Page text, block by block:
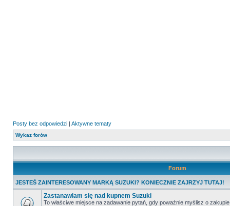
Posty bez odpowiedzi | Aktywne tematy
Wykaz forów
Forum
JESTEŚ ZAINTERESOWANY MARKĄ SUZUKI? KONIECZNIE ZAJRZYJ TUTAJ!
Zastanawiam się nad kupnem Suzuki
To właściwe miejsce na zadawanie pytań, gdy poważnie myślisz o